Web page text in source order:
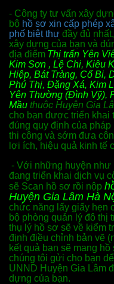
- Công ty tư vấn xây
bộ hồ sơ xin cấp phép
phố biệt thự đầy đủ
xây dựng của bạn và
địa điểm Thị trấn Yên
Kim Sơn , Lệ Chi, Kiêu
Hiệp, Bát Tràng, Cổ Bi,
Phú Thị, Đặng Xá, Kim
Yên Thường (Đình Vỹ),
Mầu thuộc Huyện Gia
cho bạn được triển khai
đúng quy định của
thi công và sớm đưa
lợi ích, hiệu quả kinh tế
- Với những huyện như
đang triển khai dịch vụ
sẽ Scan hồ sơ rồi nộp
Huyện Gia Lâm Hà
chức năng lấy giấy hẹn
bộ phòng quản lý đô thị
thụ lý hồ sơ sẽ về kiểm
định điều chỉnh bản vẽ
kết quả bạn sẽ mang
chúng tôi gửi cho bạn
UNND Huyện Gia Lâm
dựng của bạn.